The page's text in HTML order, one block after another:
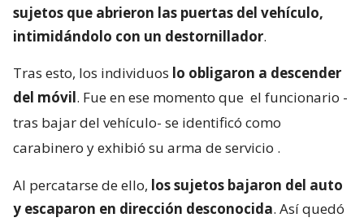
sujetos que abrieron las puertas del vehículo,
intimidándolo con un destornillador.
Tras esto, los individuos lo obligaron a descender
del móvil. Fue en ese momento que el funcionario -
tras bajar del vehículo- se identificó como
carabinero y exhibió su arma de servicio .
Al percatarse de ello, los sujetos bajaron del auto
y escaparon en dirección desconocida. Así quedó